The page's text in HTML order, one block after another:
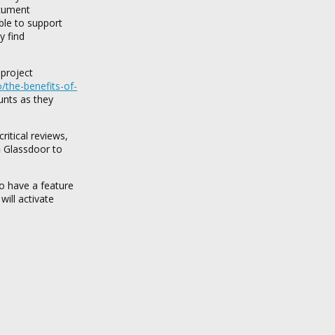
to support
find
the-benefits-of-
as they
reviews,
Glassdoor to
have a feature
activate